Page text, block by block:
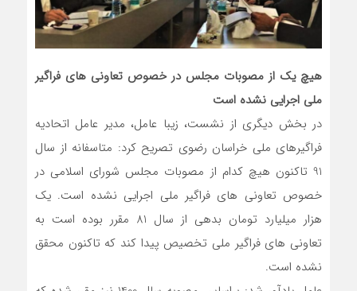
هیچ یک از مصوبات مجلس در خصوص تعاونی های فراگیر
ملی اجرایی نشده است
در بخش دیگری از نشست، زیبا عامل، مدیر عامل اتحادیه
فراگیرهای ملی خراسان رضوی تصریح کرد: متاسفانه از سال
91 تاکنون هیچ کدام از مصوبات مجلس شورای اسلامی در
خصوص تعاونی های فراگیر ملی اجرایی نشده است. یک
هزار میلیارد تومان بدهی از سال 81 مقرر بوده است به
تعاونی های فراگیر ملی تخصیص پیدا کند که تاکنون محقق
نشده است.